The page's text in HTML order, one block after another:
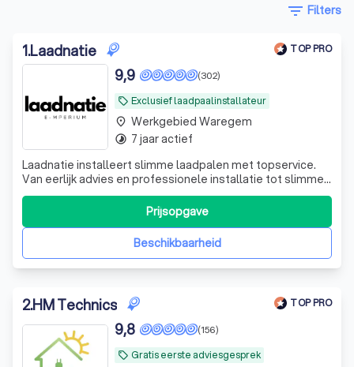
filter_list Filters
1.Laadnatie TOP PRO
local_offer Exclusief laadpaalinstallateur
(302)
9,9
Laadnatie installeert slimme laadpalen met topservice.
Van eerlijk advies en professionele installatie tot slimme
configuratie en ondersteuning. Persoonlijk, kwalitatief en
Beschikbaarheid
Prijsopgave
place Werkgebied Waregem
timelapse 7 jaar actief
2.HM Technics TOP PRO
local_offer Gratis eerste adviesgesprek
(156)
9,8